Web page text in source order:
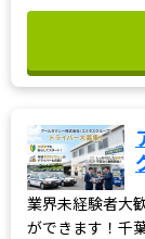
業界未経験者大
ができます！千